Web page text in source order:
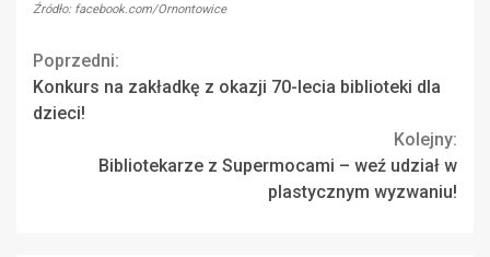
Źródło: facebook.com/Ornontowice
Continue
Reading
Poprzedni:
Konkurs na zakładkę z okazji 70-lecia biblioteki dla
dzieci!
Kolejny:
Bibliotekarze z Supermocami – weź udział w
plastycznym wyzwaniu!